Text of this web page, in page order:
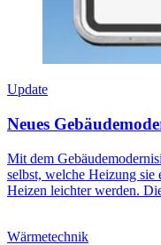
Update
Neues
Mit dem
selbst, welche Heizung
Heizen leichter werden.
Wärmetechnik